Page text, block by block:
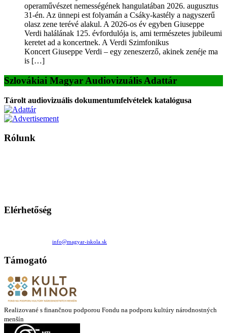
operaművészet nemességének hangulatában 2026. augusztus
31-én. Az ünnepi est folyamán a Csáky-kastély a nagyszerű
olasz zene terévé alakul. A 2026-os év egyben Giuseppe
Verdi halálának 125. évfordulója is, ami természetes jubileumi
keretet ad a koncertnek. A Verdi Szimfonikus
Koncert Giuseppe Verdi – egy zeneszerző, akinek zenéje ma
is […]
Szlovákiai Magyar Audiovizuális Adattár
Tárolt audiovizuális dokumentumfelvételek katalógusa
Rólunk
Elérhetőség
info@magyar-iskola.sk
Támogató
Realizované s finančnou podporou Fondu na podporu kultúry národnostných
menšín